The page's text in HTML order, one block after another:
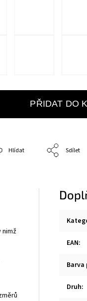
PŘIDAT DO
Hlídat Sdílet
nimž
EAN:
Druh: